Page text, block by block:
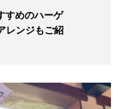
すめのハーゲ
レンジもご紹